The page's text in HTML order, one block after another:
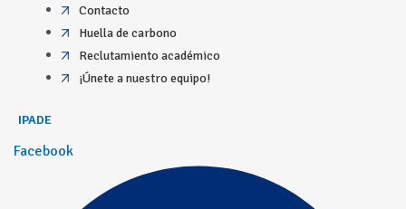
Contacto
Huella de carbono
Reclutamiento académico
¡Únete a nuestro equipo!
IPADE
Facebook